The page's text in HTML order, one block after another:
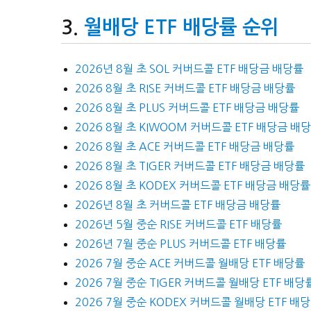
월배당 ETF 배당률 순위
2026년 8월 초 SOL 커버드콜 ETF 배당금 배당률
2026 8월 초 RISE 커버드콜 ETF 배당금 배당률
2026 8월 초 PLUS 커버드콜 ETF 배당금 배당률
2026 8월 초 KIWOOM 커버드콜 ETF 배당금 배
2026 8월 초 ACE 커버드콜 ETF 배당금 배당률
2026 8월 초 TIGER 커버드콜 ETF 배당금 배당률
2026 8월 초 KODEX 커버드콜 ETF 배당금 배당률
2026년 8월 초 커버드콜 ETF 배당금 배당률
2026년 5월 중순 RISE 커버드콜 ETF 배당률
2026년 7월 중순 PLUS 커버드콜 ETF 배당률
2026 7월 중순 ACE 커버드콜 월배당 ETF 배당률
2026 7월 중순 TIGER 커버드콜 월배당 ETF 배당
2026 7월 중순 KODEX 커버드콜 월배당 ETF 배